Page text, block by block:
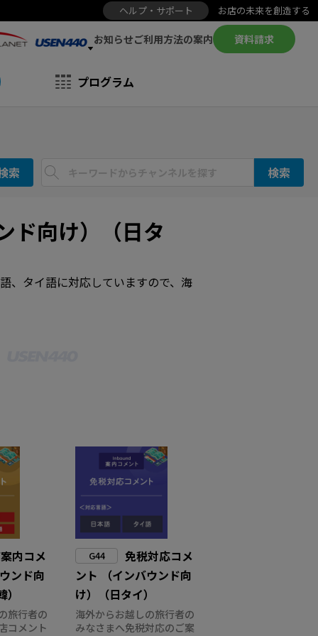
ヘルプ・サポート お店の未来を創造する
お知らせご利用方法の案内 資料請求
プログラム
索 検索
ド向け）（日タ
、タイ語に対応していますので、海
内コメ
ンド向
旅行者の
コメント
G44
免税対応コメ
ント （インバウンド向
け）（日タイ）
海外からお越しの旅行者の
みなさまへ免税対応のご案